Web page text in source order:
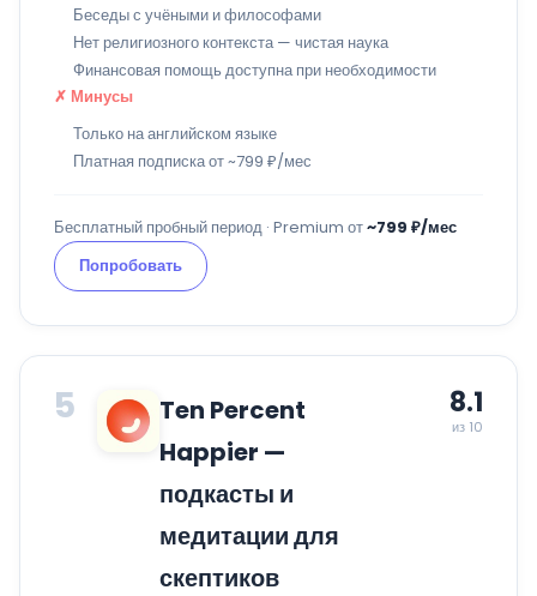
Беседы с учёными и философами
Нет религиозного контекста — чистая наука
Финансовая помощь доступна при необходимости
✗ Минусы
Только на английском языке
Платная подписка от ~799 ₽/мес
Бесплатный пробный период · Premium от~799 ₽/мес
Попробовать
5
Ten Percent
Happier —
подкасты и
медитации для
скептиков
8.1
из 10